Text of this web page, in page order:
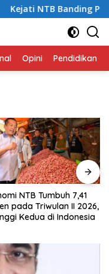
NTB Banding Putusan
Opini Pendidikan
NTB Tumbuh 7,41
pada Triwulan II 2026,
Kedua di Indonesia